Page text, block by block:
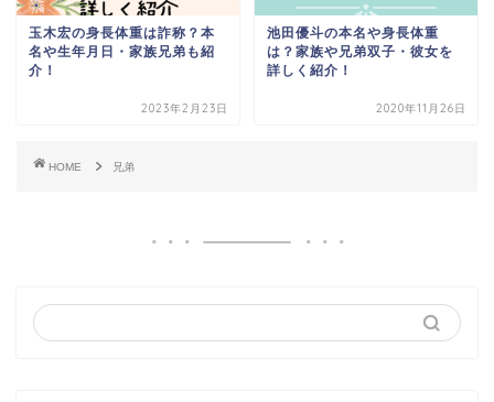
玉木宏の身長体重は詐称？本
名や生年月日・家族兄弟も紹
介！
2023年2月23日
池田優斗の本名や身長体重
は？家族や兄弟双子・彼女を
詳しく紹介！
2020年11月26日
HOME 兄弟